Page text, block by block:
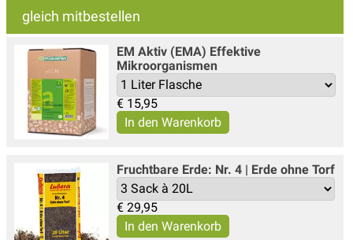
gleich mitbestellen
EM Aktiv (EMA) Effektive
Mikroorganismen
€ 15,95
Fruchtbare Erde: Nr. 4 | Erde ohne Torf
€ 29,95